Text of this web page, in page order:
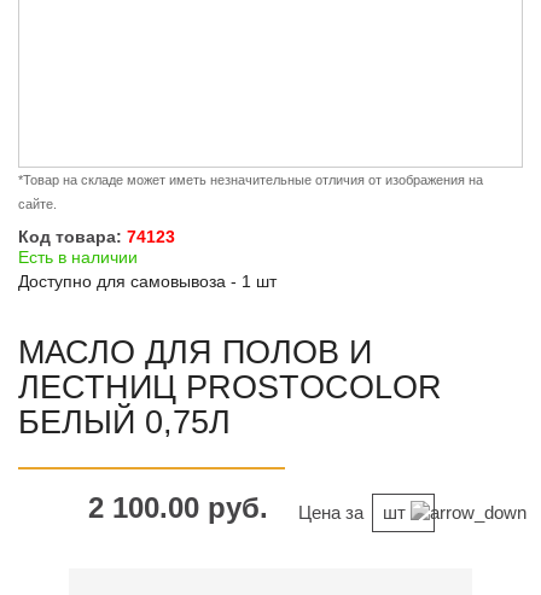
*Товар на складе может иметь незначительные отличия от изображения на
сайте.
Код товара: 74123
Есть в наличии
Доступно для самовывоза - 1 шт
МАСЛО ДЛЯ ПОЛОВ И
ЛЕСТНИЦ PROSTOCOLOR
БЕЛЫЙ 0,75Л
2 100.00 руб. Цена за шт